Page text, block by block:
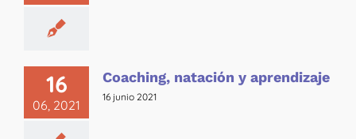
16
06, 2021
Coaching, natación y aprendizaje
16 junio 2021